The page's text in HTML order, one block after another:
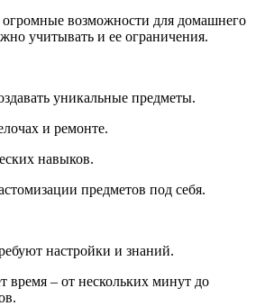
огромные возможности для домашнего
учитывать и ее ограничения.
уникальные предметы.
и ремонте.
навыков.
предметов под себя.
настройки и знаний.
время – от нескольких минут до